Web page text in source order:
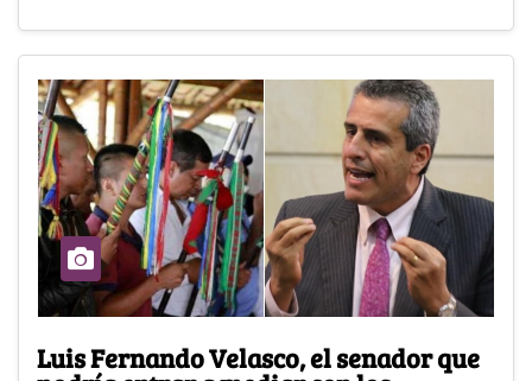
Luis Fernando Velasco, el senador que